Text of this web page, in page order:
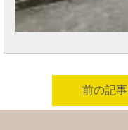
前の記事